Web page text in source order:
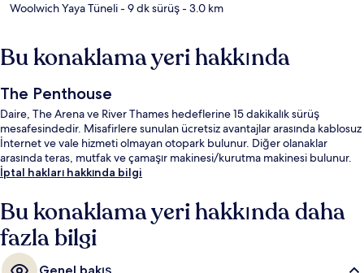
Woolwich Yaya Tüneli- 9 dk sürüş- 3.0 km
Bu konaklama yeri hakkında
The Penthouse
Daire, The Arena ve River Thames hedeflerine 15 dakikalık sürüş
mesafesindedir. Misafirlere sunulan ücretsiz avantajlar arasında kablosuz
İnternet ve vale hizmeti olmayan otopark bulunur. Diğer olanaklar
arasında teras, mutfak ve çamaşır makinesi/kurutma makinesi bulunur.
İptal hakları hakkında bilgi
Bu konaklama yeri hakkında daha
fazla bilgi